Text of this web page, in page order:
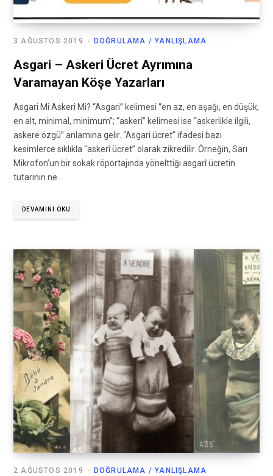
DOĞRULAMA / YANLIŞLAMA
3 AĞUSTOS 2019
Asgari – Askeri Ücret Ayrımına
Varamayan Köşe Yazarları
Asgari Mi Askerî Mi? “Asgari” kelimesi “en az, en aşağı, en düşük,
en alt, minimal, minimum”; “askerî” kelimesi ise “askerlikle ilgili,
askere özgü” anlamına gelir. “Asgari ücret” ifadesi bazı
kesimlerce sıklıkla “askerî ücret” olarak zikredilir. Örneğin, Sarı
Mikrofon’un bir sokak röportajında yönelttiği asgarî ücretin
tutarının ne…
DEVAMINI OKU
DOĞRULAMA / YANLIŞLAMA
2 AĞUSTOS 2019